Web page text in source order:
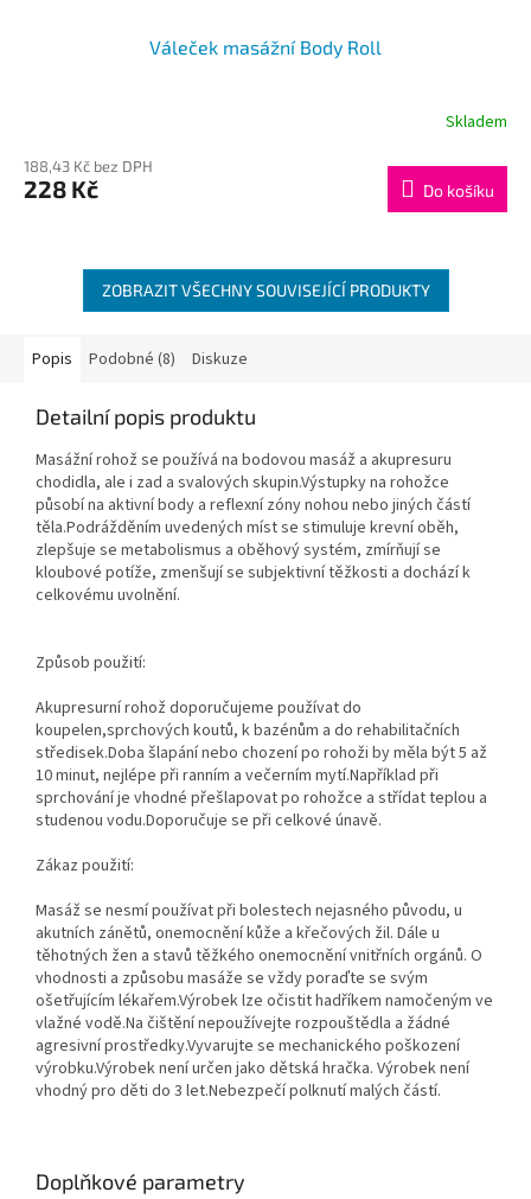
Váleček masážní Body Roll
Skladem
188,43 Kč bez DPH
228 Kč Do košíku
ZOBRAZIT VŠECHNY SOUVISEJÍCÍ PRODUKTY
Popis Podobné (8) Diskuze
Detailní popis produktu
Masážní rohož se používá na bodovou masáž a akupresuru
chodidla, ale i zad a svalových skupin.Výstupky na rohožce
působí na aktivní body a reflexní zóny nohou nebo jiných částí
těla.Podrážděním uvedených míst se stimuluje krevní oběh,
zlepšuje se metabolismus a oběhový systém, zmírňují se
kloubové potíže, zmenšují se subjektivní těžkosti a dochází k
celkovému uvolnění.
Způsob použití:
Akupresurní rohož doporučujeme používat do
koupelen,sprchových koutů, k bazénům a do rehabilitačních
středisek.Doba šlapání nebo chození po rohoži by měla být 5 až
10 minut, nejlépe při ranním a večerním mytí.Například při
sprchování je vhodné přešlapovat po rohožce a střídat teplou a
studenou vodu.Doporučuje se při celkové únavě.
Zákaz použití:
Masáž se nesmí používat při bolestech nejasného původu, u
akutních zánětů, onemocnění kůže a křečových žil. Dále u
těhotných žen a stavů těžkého onemocnění vnitřních orgánů. O
vhodnosti a způsobu masáže se vždy poraďte se svým
ošetřujícím lékařem.Výrobek lze očistit hadříkem namočeným ve
vlažné vodě.Na čištění nepoužívejte rozpouštědla a žádné
agresivní prostředky.Vyvarujte se mechanického poškození
výrobku.Výrobek není určen jako dětská hračka. Výrobek není
vhodný pro děti do 3 let.Nebezpečí polknutí malých částí.
Doplňkové parametry